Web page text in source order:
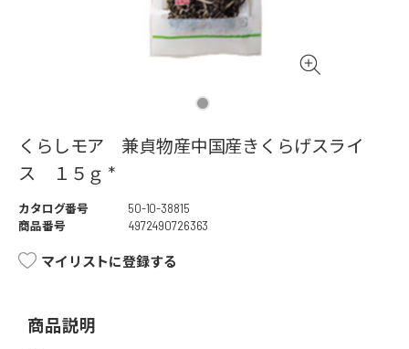
くらしモア 兼貞物産中国産きくらげスライ
ス １５ｇ *
カタログ番号
50-10-38815
商品番号
4972490726363
マイリストに登録する
商品説明